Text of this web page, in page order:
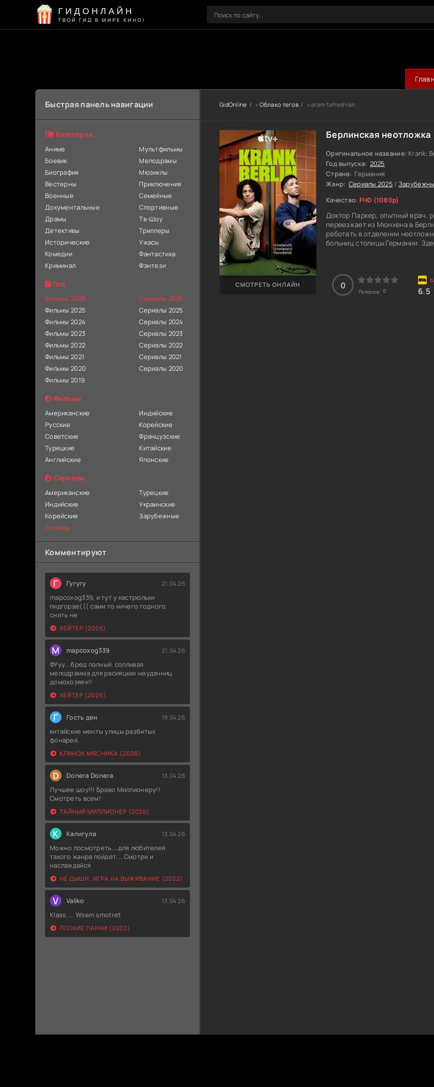
ГИДОНЛАЙН
ТВОЙ ГИД В МИРЕ КИНО!
Быстрая панель навигации
Категории
Аниме
Боевик
Биография
Вестерны
Военные
Документальные
Драмы
Детективы
Исторические
Комедии
Криминал
Мультфильмы
Мелодрамы
Мюзиклы
Приключения
Семейные
Спортивные
Тв-Шоу
Триллеры
Ужасы
Фантастика
Фэнтези
Год
Фильмы 2026
Фильмы 2025
Фильмы 2024
Фильмы 2023
Фильмы 2022
Фильмы 2021
Фильмы 2020
Фильмы 2019
Сериалы 2026
Сериалы 2025
Сериалы 2024
Сериалы 2023
Сериалы 2022
Сериалы 2021
Сериалы 2020
Фильмы
Американские
Русские
Советские
Турецкие
Английские
Индийские
Корейские
Французские
Китайские
Японские
Сериалы
Американские
Индийские
Корейские
Русские
Турецкие
Украинские
Зарубежные
Комментируют
Г Гугугу 21.04.26
mapcoxog339, и тут у кастрюльки
пидгорае((( сами то ничего годного
снять не
ХЕЙТЕР (2026)
M mapcoxog339 21.04.26
ФУуу... бред полный. сопливая
мелодрамма для расияцких неудачниц
домохозяек!!
ХЕЙТЕР (2026)
Г Гость ден 19.04.26
китайские менты улицы разбитых
фонарей.
КЛИНОК МЯСНИКА (2026)
D Donera Donera 13.04.26
Лучшее шоу!!! Браво Миллионеру!!
Смотреть всем!
ТАЙНЫЙ МИЛЛИОНЕР (2026)
К Калигула 13.04.26
Можно посмотреть....для любителей
такого жанра пойдет.... Смотри и
наслаждайся
НЕ ДЫШИ: ИГРА НА ВЫЖИВАНИЕ (2022)
V Valiko 13.04.26
Klass..... Wsem smotret
ПЛОХИЕ ПАРНИ (2022)
GidOnline » Облако тегов » aram tafreshian
Берлинская
Оригинальное название: Krank:
Год выпуска: 2025
Страна: Германия
Жанр: Сериалы 2025 /
Качество: FHD (1080p)
Доктор Паркер, опытный врач,
переезжает из Мюнхена в
работать в отделении
больниц столицы Германии.
открыться навстречу новым
преодолеть свои внутренние
утешение и вдохновение в
СМОТРЕТЬ ОНЛАЙН 0
Голосов: 0 6.5